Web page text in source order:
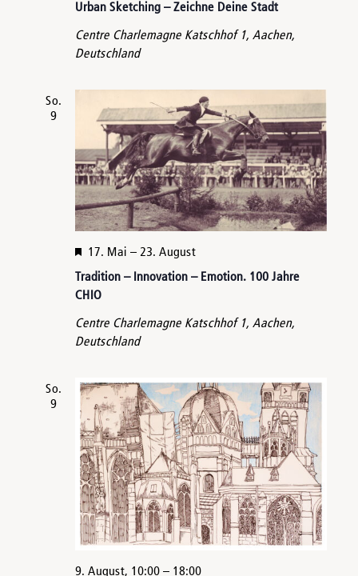
Urban Sketching – Zeichne Deine Stadt
Centre Charlemagne Katschhof 1, Aachen,
Deutschland
So.
9
Tradition – Innovation – Emotion. 100 Jahre
CHIO
Hervorgehoben
17. Mai – 23. August
Centre Charlemagne Katschhof 1, Aachen,
Deutschland
So.
9
9. August, 10:00– 18:00